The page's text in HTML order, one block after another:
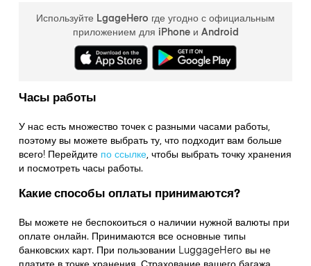
Используйте LgageHero где угодно с официальным
приложением для iPhone и Android
Часы работы
У нас есть множество точек с разными часами работы,
поэтому вы можете выбрать ту, что подходит вам больше
всего! Перейдите по ссылке, чтобы выбрать точку хранения
и посмотреть часы работы.
Какие способы оплаты принимаются?
Вы можете не беспокоиться о наличии нужной валюты при
оплате онлайн. Принимаются все основные типы
банковских карт. При пользовании LuggageHero вы не